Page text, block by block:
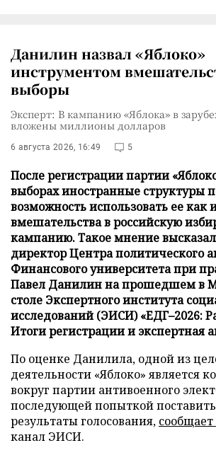
Данилин назвал «Яблоко»
инструментом
выборы
Эксперт: В кампанию «Яблока» в
вложены миллионы долларов
6 августа 2026, 16:49 5
После регистрации партии
выборах иностранные структуры
возможность использовать ее как
вмешательства в российскую
кампанию. Такое мнение
директор Центра политического
Финансового университета при
Павел Данилин на прошедшем в
столе Экспертного института
исследований (ЭИСИ) «ЕДГ–2026:
Итоги регистрации и экспертная
По оценке Данилила, одной из
деятельности «Яблоко» является
вокруг партии антивоенного
последующей попыткой
результаты голосования, сообщает
канал ЭИСИ.